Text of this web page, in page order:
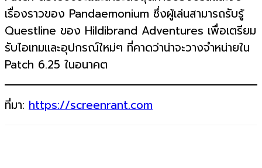
เรื่องราวของ Pandaemonium ซึ่งผู้เล่นสามารถรับรู้
Questline ของ Hildibrand Adventures เพื่อเตรียม
รับไอเทมและอุปกรณ์ใหม่ๆ ที่คาดว่าน่าจะวางจำหน่ายใน
Patch 6.25 ในอนาคต
ที่มา: https://screenrant.com